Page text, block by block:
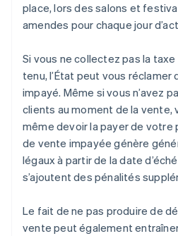
place, lors des salons et
amendes pour chaque jour
Si vous ne collectez pas la
tenu, l’État peut vous
impayé. Même si vous n’avez
clients au moment de la vente,
même devoir la payer de votre
de vente impayée génère
légaux à partir de la date
s’ajoutent des pénalités
Le fait de ne pas produire de
vente peut également